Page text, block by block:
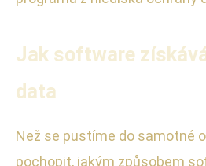
Jak software
data
Než se pustíme do samotné
pochopit, jakým způsobem